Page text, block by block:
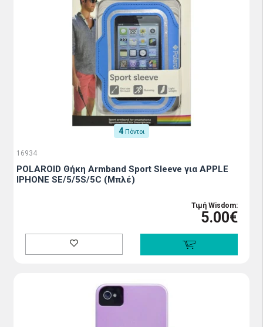
4 Πόντοι
16934
POLAROID Θήκη Armband Sport Sleeve για APPLE
IPHONE SE/5/5S/5C (Μπλέ)
Τιμή Wisdom:
5.00€